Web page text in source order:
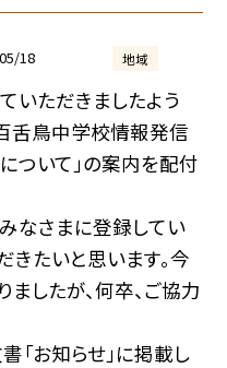
18 地域
いただきましたよう
舌鳥中学校情報発信
ついて」の案内を配付
なさまに登録してい
きたいと思います。今
したが、何卒、ご協力
「お知らせ」に掲載し